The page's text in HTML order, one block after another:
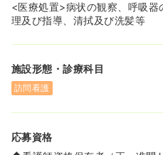
<医療処置>病状の観察、呼吸
理及び指導、清拭及び洗髪等
施設形態・診療科目
訪問看護
応募資格